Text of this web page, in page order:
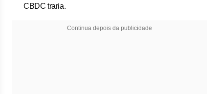
CBDC traria.
Continua depois da publicidade